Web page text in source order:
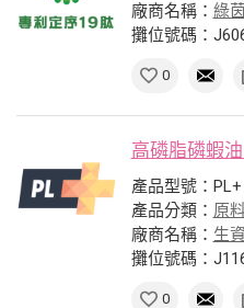
廠商名稱： 綠
攤位號碼：
0
高磷脂磷蝦
產品型號：PL+
產品分類： 原
廠商名稱： 生
攤位號碼：
0